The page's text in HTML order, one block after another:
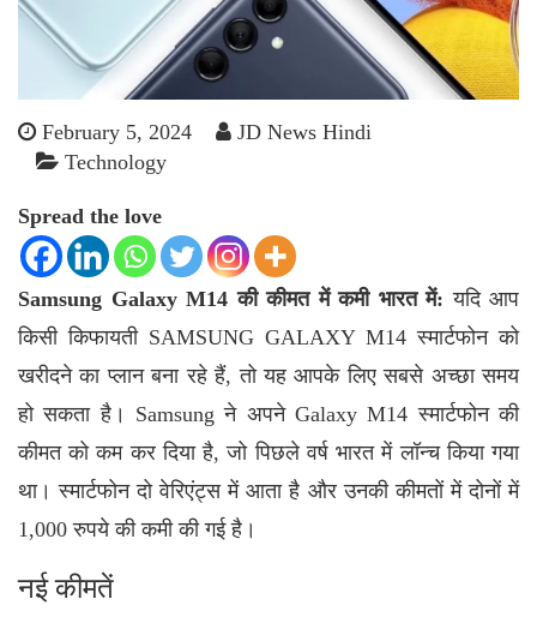
February 5, 2024
JD News Hindi
Technology
Spread the love
Samsung Galaxy M14 की कीमत में कमी भारत में: यदि आप
किसी किफायती SAMSUNG GALAXY M14 स्मार्टफोन को
खरीदने का प्लान बना रहे हैं, तो यह आपके लिए सबसे अच्छा समय
हो सकता है। Samsung ने अपने Galaxy M14 स्मार्टफोन की
कीमत को कम कर दिया है, जो पिछले वर्ष भारत में लॉन्च किया गया
था। स्मार्टफोन दो वेरिएंट्स में आता है और उनकी कीमतों में दोनों में
1,000 रुपये की कमी की गई है।
नई कीमतें